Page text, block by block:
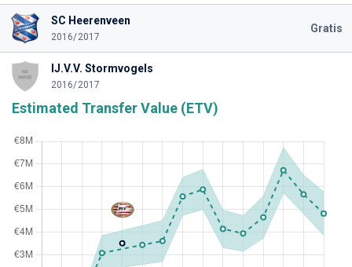
SC Heerenveen
2016/2017
Gratis
IJ.V.V. Stormvogels
2016/2017
Estimated Transfer Value (ETV)